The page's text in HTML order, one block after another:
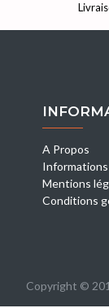
A Propos
Informations
Mentions
Conditions
Copyright ©